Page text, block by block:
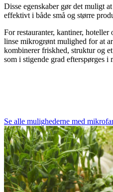
Disse egenskaber gør det muligt
effektivt i både små og større
For restauranter, kantiner,
linse mikrogrønt mulighed for at
kombinerer friskhed, struktur og
som i stigende grad efterspørges i
Se alle mulighederne med